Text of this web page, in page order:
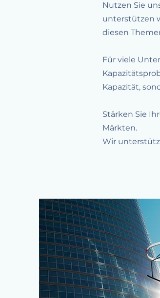
Nutzen Sie
unterstützen
diesen
Für viele
Kapazität,
Stärken Sie
Märkten.
Wir